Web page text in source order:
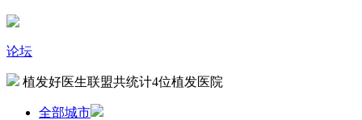
论坛
植发好医生联盟共统计4位植发医院
全部城市